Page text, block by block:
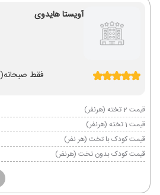
آویستا هایدوی
فقط صبحانه(BB)
قیمت 2 تخته (هرنفر)
قیمت 1 تخته (هرنفر)
قیمت کودک با تخت (هر نفر)
قیمت کودک بدون تخت (هرنفر)